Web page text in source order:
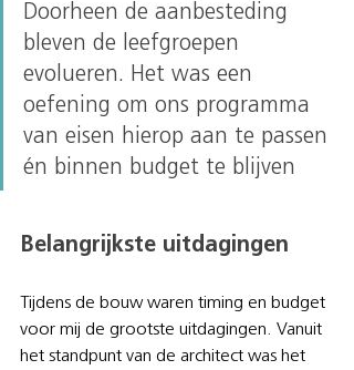
Doorheen de aanbesteding
bleven de leefgroepen
evolueren. Het was een
oefening om ons programma
van eisen hierop aan te passen
én binnen budget te blijven
Belangrijkste uitdagingen
Tijdens de bouw waren timing en budget
voor mij de grootste uitdagingen. Vanuit
het standpunt van de architect was het